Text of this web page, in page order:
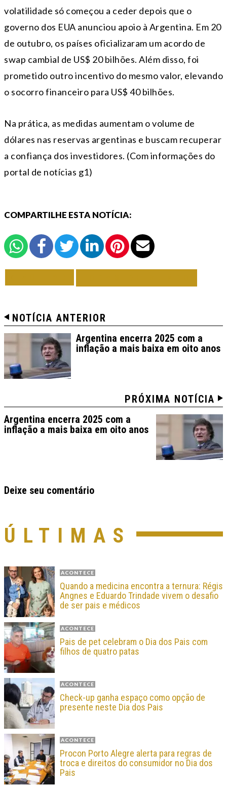
volatilidade só começou a ceder depois que o
governo dos EUA anunciou apoio à Argentina. Em 20
de outubro, os países oficializaram um acordo de
swap cambial de US$ 20 bilhões. Além disso, foi
prometido outro incentivo do mesmo valor, elevando
o socorro financeiro para US$ 40 bilhões.
Na prática, as medidas aumentam o volume de
dólares nas reservas argentinas e buscam recuperar
a confiança dos investidores. (Com informações do
portal de notícias g1)
COMPARTILHE ESTA NOTÍCIA:
NOTÍCIA ANTERIOR
Argentina encerra 2025 com a
inflação a mais baixa em oito anos
PRÓXIMA NOTÍCIA
Argentina encerra 2025 com a
inflação a mais baixa em oito anos
Deixe seu comentário
ÚLTIMAS
ACONTECE
Quando a medicina encontra a ternura: Régis
Angnes e Eduardo Trindade vivem o desafio
de ser pais e médicos
ACONTECE
Pais de pet celebram o Dia dos Pais com
filhos de quatro patas
ACONTECE
Check-up ganha espaço como opção de
presente neste Dia dos Pais
ACONTECE
Procon Porto Alegre alerta para regras de
troca e direitos do consumidor no Dia dos
Pais